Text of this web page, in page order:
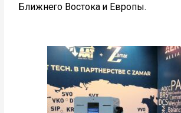
Ближнего Востока и Европы.